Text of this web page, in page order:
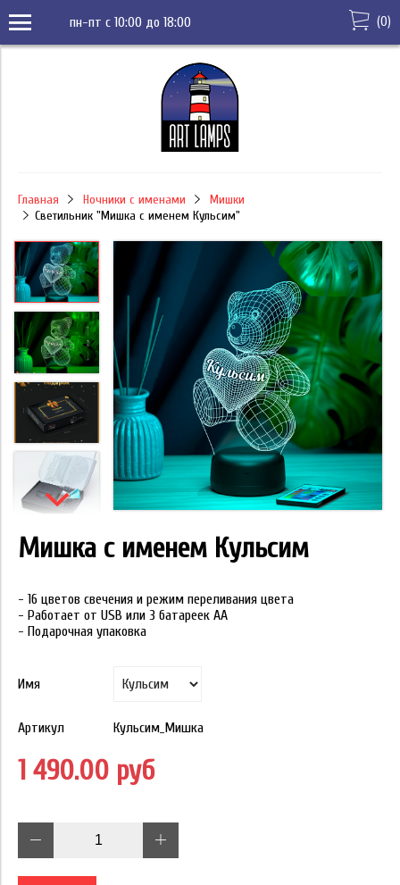
пн-пт с 10:00 до 18:00 (0)
Главная Ночники с именами
Мишки
Светильник "Мишка с именем Кульсим"
Мишка с именем Кульсим
- 16 цветов свечения и режим переливания цвета
- Работает от USB или 3 батареек АА
- Подарочная упаковка
Имя
Артикул Кульсим_Мишка
1 490.00 руб